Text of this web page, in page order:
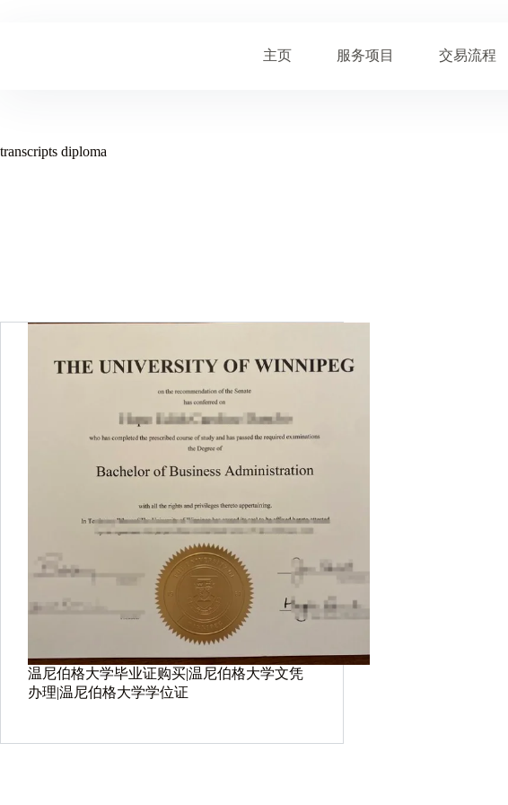
主页 服务项目 交易流程
transcripts diploma
温尼伯格大学毕业证购买|温尼伯格大学文凭
办理|温尼伯格大学学位证